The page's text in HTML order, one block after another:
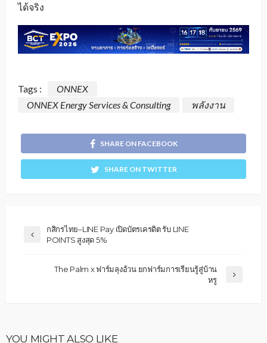
ได้จริง
Tags :
ONNEX
ONNEX Energy Services & Consulting
พลังงาน
SHARE ON FACEBOOK
SHARE ON TWITTER
กสิกรไทย–LINE Pay เปิดบัตรเครดิต รับ LINE
POINTS สูงสุด 5%
The Palm x ฟาร์มลุงอ้วน ยกฟาร์มการเรียนรู้สู่บ้าน
หรู
YOU MIGHT ALSO LIKE